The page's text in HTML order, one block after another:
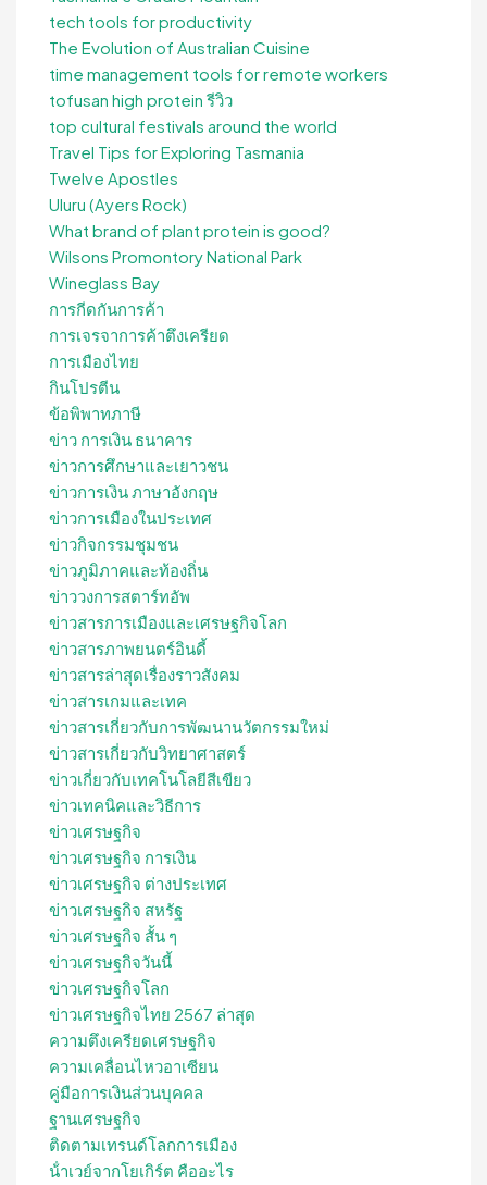
tech tools for productivity
The Evolution of Australian Cuisine
time management tools for remote workers
tofusan high protein รีวิว
top cultural festivals around the world
Travel Tips for Exploring Tasmania
Twelve Apostles
Uluru (Ayers Rock)
What brand of plant protein is good?
Wilsons Promontory National Park
Wineglass Bay
การกีดกันการค้า
การเจรจาการค้าตึงเครียด
การเมืองไทย
กินโปรตีน
ข้อพิพาทภาษี
ข่าว การเงิน ธนาคาร
ข่าวการศึกษาและเยาวชน
ข่าวการเงิน ภาษาอังกฤษ
ข่าวการเมืองในประเทศ
ข่าวกิจกรรมชุมชน
ข่าวภูมิภาคและท้องถิ่น
ข่าววงการสตาร์ทอัพ
ข่าวสารการเมืองและเศรษฐกิจโลก
ข่าวสารภาพยนตร์อินดี้
ข่าวสารล่าสุดเรื่องราวสังคม
ข่าวสารเกมและเทค
ข่าวสารเกี่ยวกับการพัฒนานวัตกรรมใหม่
ข่าวสารเกี่ยวกับวิทยาศาสตร์
ข่าวเกี่ยวกับเทคโนโลยีสีเขียว
ข่าวเทคนิคและวิธีการ
ข่าวเศรษฐกิจ
ข่าวเศรษฐกิจ การเงิน
ข่าวเศรษฐกิจ ต่างประเทศ
ข่าวเศรษฐกิจ สหรัฐ
ข่าวเศรษฐกิจ สั้น ๆ
ข่าวเศรษฐกิจวันนี้
ข่าวเศรษฐกิจโลก
ข่าวเศรษฐกิจไทย 2567 ล่าสุด
ความตึงเครียดเศรษฐกิจ
ความเคลื่อนไหวอาเซียน
คู่มือการเงินส่วนบุคคล
ฐานเศรษฐกิจ
ติดตามเทรนด์โลกการเมือง
น้ําเวย์จากโยเกิร์ต คืออะไร